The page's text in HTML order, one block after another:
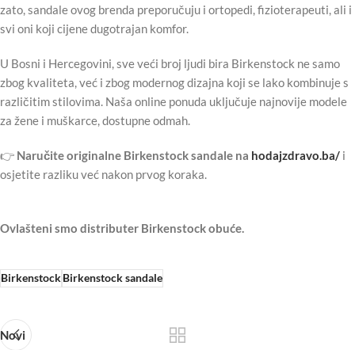
zato, sandale ovog brenda preporučuju i ortopedi, fizioterapeuti, ali i
svi oni koji cijene dugotrajan komfor.
U Bosni i Hercegovini, sve veći broj ljudi bira Birkenstock ne samo
zbog kvaliteta, već i zbog modernog dizajna koji se lako kombinuje s
različitim stilovima. Naša online ponuda uključuje najnovije modele
za žene i muškarce, dostupne odmah.
👉 Naručite originalne Birkenstock sandale na hodajzdravo.ba/ i
osjetite razliku već nakon prvog koraka.
Ovlašteni smo distributer Birkenstock obuće.
BirkenstockBirkenstock sandale
Novi